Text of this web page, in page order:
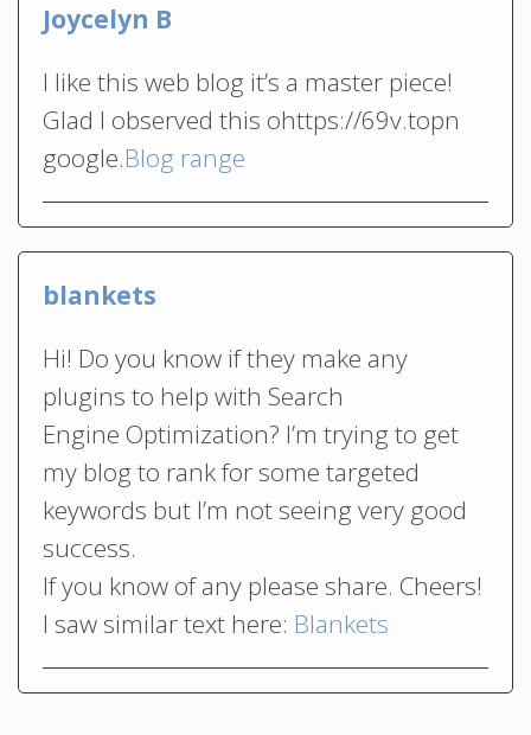
Joycelyn B
I like this web blog it’s a master piece!
Glad I observed this ohttps://69v.topn
google.Blog range
blankets
Hi! Do you know if they make any
plugins to help with Search
Engine Optimization? I’m trying to get
my blog to rank for some targeted
keywords but I’m not seeing very good
success.
If you know of any please share. Cheers!
I saw similar text here: Blankets